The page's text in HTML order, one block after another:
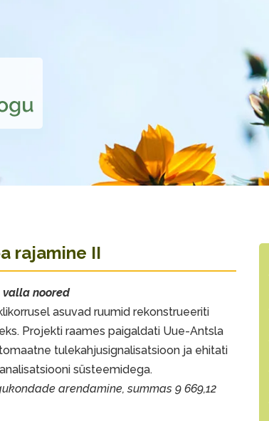
rajamine II
valla noored
asuvad ruumid rekonstrueeriti
Projekti raames paigaldati Uue-Antsla
tulekahjusignalisatsioon ja ehitati
süsteemidega.
arendamine, summas 9 669,12